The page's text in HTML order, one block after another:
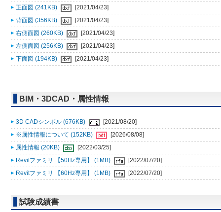
正面図 (241KB)
[2021/04/23]
背面図 (356KB)
[2021/04/23]
右側面図 (260KB)
[2021/04/23]
左側面図 (256KB)
[2021/04/23]
下面図 (194KB)
[2021/04/23]
BIM・3DCAD・属性情報
3D CADシンボル (676KB)
[2021/08/20]
※属性情報について (152KB)
[2026/08/08]
属性情報 (20KB)
[2022/03/25]
Revitファミリ 【50Hz専用】 (1MB)
[2022/07/20]
Revitファミリ 【60Hz専用】 (1MB)
[2022/07/20]
試験成績書